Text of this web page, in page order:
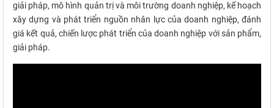
giải pháp, mô hình quản trị và môi trường doanh nghiệp, kế hoạch
xây dựng và phát triển nguồn nhân lực của doanh nghiệp, đánh
giá kết quả, chiến lược phát triển của doanh nghiệp với sản phẩm,
giải pháp.